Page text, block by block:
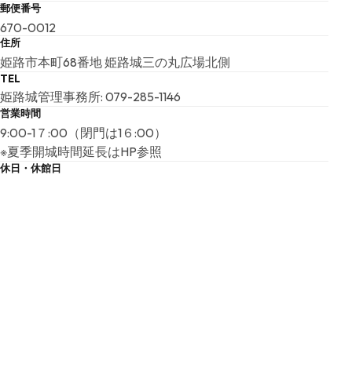
郵便番号
670-0012
住所
姫路市本町68番地 姫路城三の丸広場北側
TEL
姫路城管理事務所: 079-285-1146
営業時間
9:00-1７:00（閉門は1６:00）
※夏季開城時間延長はHP参照
休日・休館日